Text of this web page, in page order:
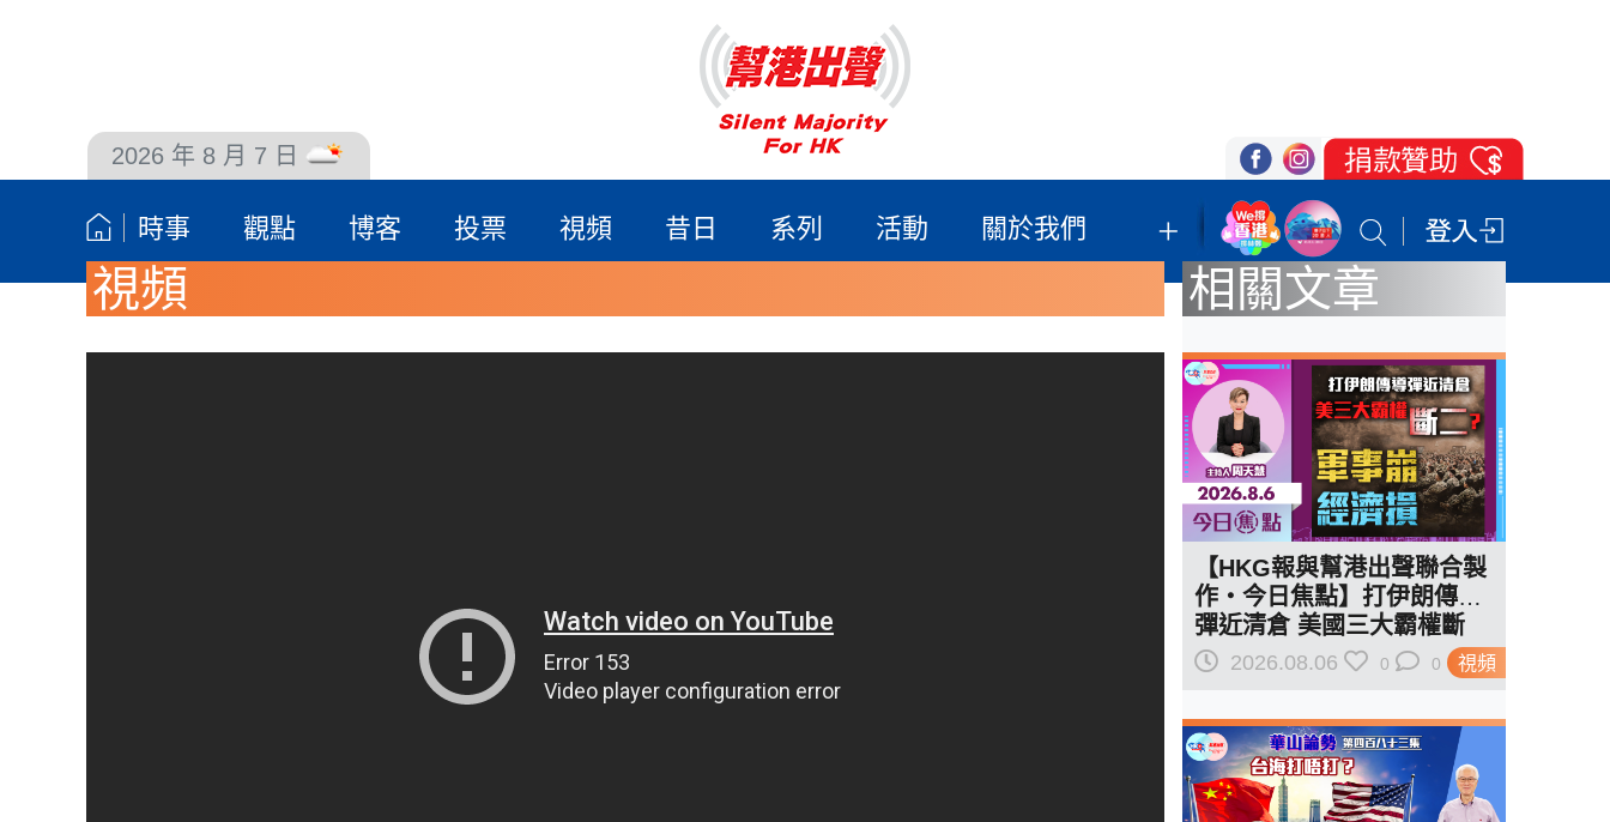
2026 年 8 月 7 日
時事 觀點 博客 投票 視頻 昔日 系列 活動 關於我們 我們的立場 登記支持 聯絡我們
視頻 相關文章
視頻
【HKG報與幫港出聲聯合製
作‧今日焦點】打伊朗傳導
彈近清倉 美國三大霸權斷
二？軍事崩 經濟損
2026.08.06 0 0